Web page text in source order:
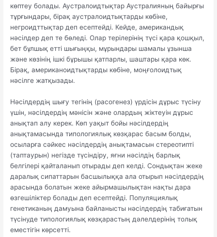
көптеу болады. Аустралоидтықтар Аустралияның байырғы
тұрғындары, бірақ аустралоидтықтарды көбіне,
негроидттықтар деп есептейді. Кейде, американдық
нәсілдер деп те бөледі. Олар терілерінің түсі қара қошқыл,
бет бұлшық етті шығыңқы, мұрындары шамалы ұзынша
және көзінің ішкі бұрышы қатпарлы, шаштары қара көк.
Бірақ, американоидтықтарды көбіне, моңғолоидтық
нәсілге жатқызады.
Нәсілдердің шығу тегінің (расогенез) үрдісін дұрыс түсіну
үшін, нәсілдердің мәнісін және олардың жіктеуін дұрыс
анықтап алу керек. Көп уақыт бойы нәсілдердің
анықтамасында типологиялық көзқарас басым болды,
осыларға сәйкес нәсілдердің анықтамасын стереотипті
(таптаурын) негізде түсіндіру, яғни нәсілдің барлық
белгілері қайталанып отырады деп келді. Сондықтан жеке
даралық сипаттарын басшылыққа ала отырып нәсілдердің
арасында болатын жеке айырмашылықтан нақты дара
өзгешіліктер болады деп есептейді. Популяциялық
генетиканың дамуына байланысты нәсілдердің табиғатын
түсінуде типологиялық көзқарастың дәлелдерінің толық
еместігін көрсетті.